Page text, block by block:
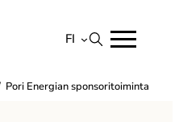
FI
Suomi
Pori Energian sponsoritoiminta